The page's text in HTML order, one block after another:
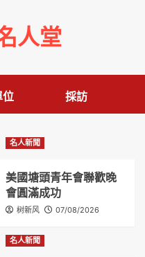
人堂
位 採訪
名人新聞
美國塘頭青年會聯歡晚
會圓滿成功
树新风 07/08/2026
名人新聞